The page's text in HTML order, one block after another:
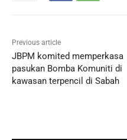
Previous article
JBPM komited memperkasa
pasukan Bomba Komuniti di
kawasan terpencil di Sabah